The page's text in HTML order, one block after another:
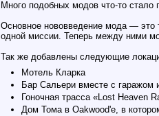
Много подобных модов что-то стало
Основное нововведение мода — это
одной миссии. Теперь между ними
Так же добавлены следующие
Мотель Кларка
Бар Сальери вместе с гаражом
Гоночная трасса «Lost Heaven
Дом Тома в Oakwood'е, в